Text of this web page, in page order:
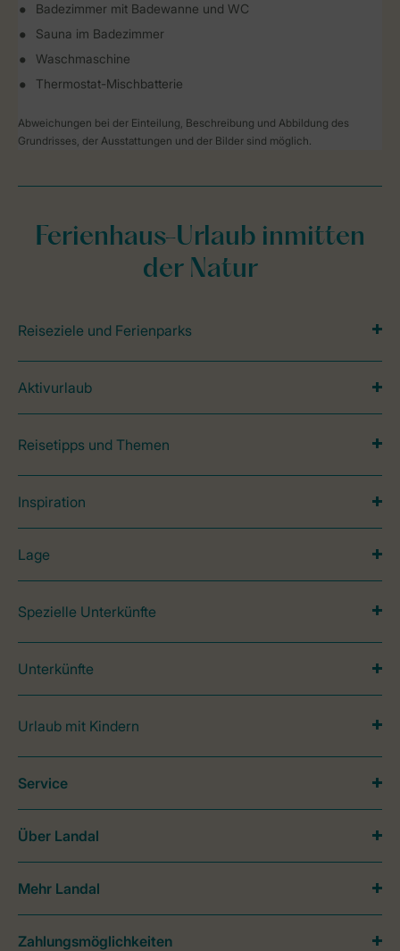
Badezimmer mit Badewanne und WC
Sauna im Badezimmer
Waschmaschine
Thermostat-Mischbatterie
Abweichungen bei der Einteilung, Beschreibung und Abbildung des
Grundrisses, der Ausstattungen und der Bilder sind möglich.
Ferienhaus-Urlaub inmitten
der Natur
Reiseziele und Ferienparks
Aktivurlaub
Reisetipps und Themen
Inspiration
Lage
Spezielle Unterkünfte
Unterkünfte
Urlaub mit Kindern
Service
Über Landal
Mehr Landal
Zahlungsmöglichkeiten